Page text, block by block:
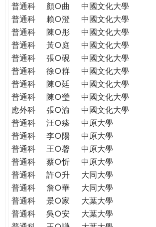
普通科
顏○曲 中國文化大學
普通科
賴○澄 中國文化大學
普通科
陳○彤 中國文化大學
普通科
黃○庭 中國文化大學
普通科
張○硯 中國文化大學
普通科
徐○群 中國文化大學
普通科
陳○廷 中國文化大學
普通科
陳○瑩 中國文化大學
應外科
張○渝 中國文化大學
普通科
汪○臻 中原大學
普通科
李○陽 中原大學
普通科
王○馨 中原大學
普通科
蔡○忻 中原大學
普通科
許○升 大同大學
普通科
詹○華 大同大學
普通科
景○家 大葉大學
普通科
吳○安 大葉大學